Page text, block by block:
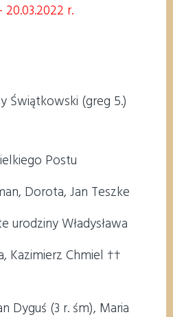
20.03.2022 r.
Świątkowski (greg 5.)
Postu
Dorota, Jan Teszke
urodziny Władysława
Kazimierz Chmiel ††
Dyguś (3 r. śm), Maria